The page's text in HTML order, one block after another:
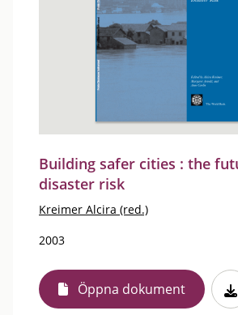
Building safer cities : the
disaster risk
Kreimer Alcira (red.)
2003
Öppna dokument